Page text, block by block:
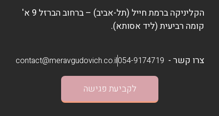
הקליניקה ברמת חייל (תל-אביב) – ברחוב הברזל 9 א'
קומה רביעית (ליד אסותא).
צרו קשר - 054-9174719
contact@meravgudovich.co.il
לקביעת פגישה